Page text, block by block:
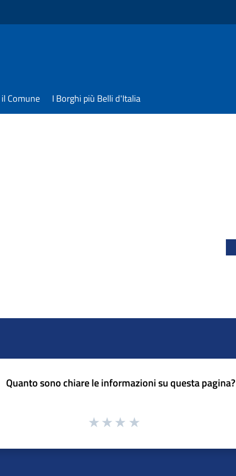
Comune I Borghi più Belli d'Italia
Quanto sono chiare le informazioni su questa pagina?